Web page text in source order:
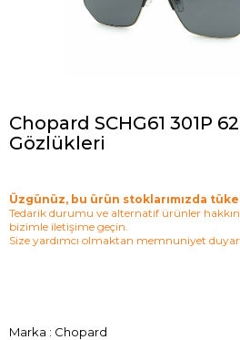
Chopard SCHG61 301P
Gözlükleri
Üzgünüz, bu ürün stoklarımızda
Tedarik durumu ve alternatif ürünler
bizimle iletişime geçin.
Size yardımcı olmaktan memnuniyet
Marka : Chopard